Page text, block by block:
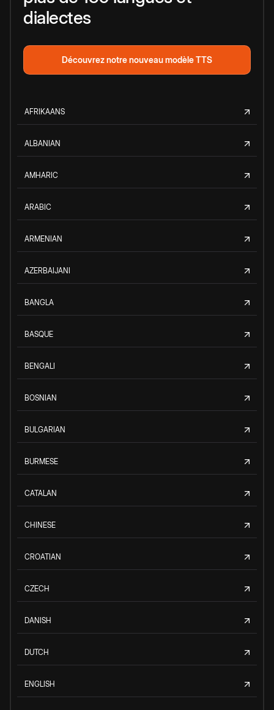
dialectes
Découvrez notre nouveau modèle TTS
AFRIKAANS
ALBANIAN
AMHARIC
ARABIC
ARMENIAN
AZERBAIJANI
BANGLA
BASQUE
BENGALI
BOSNIAN
BULGARIAN
BURMESE
CATALAN
CHINESE
CROATIAN
CZECH
DANISH
DUTCH
ENGLISH